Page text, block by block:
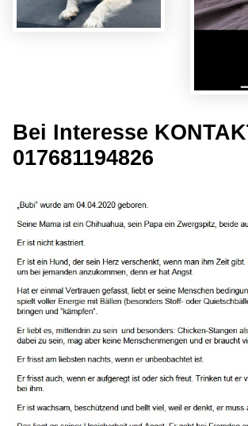
Bei Interesse
017681194826